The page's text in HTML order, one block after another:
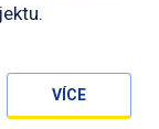
VÍCE